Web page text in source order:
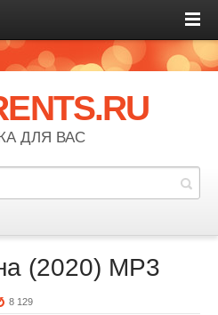
ДЛЯ ВАС
(2020) MP3
8 129